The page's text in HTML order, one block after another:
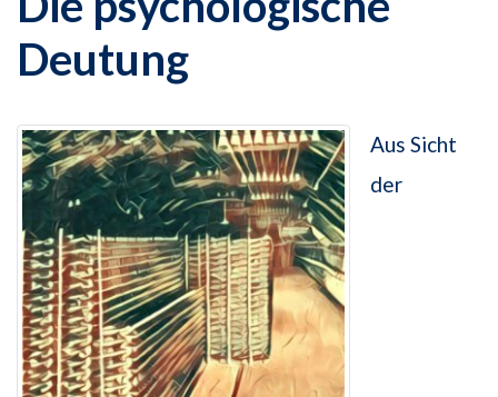
Deutung
Aus Sicht
der